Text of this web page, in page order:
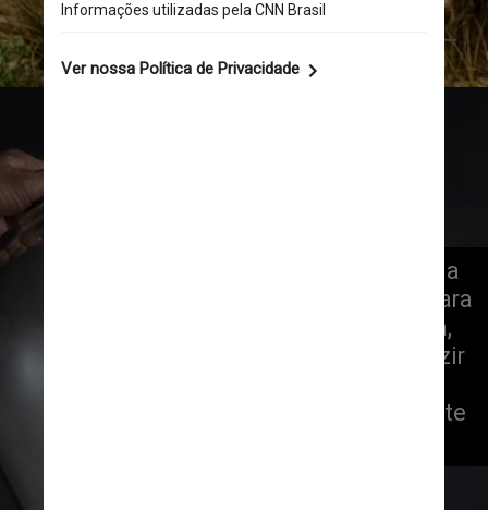
O objetivo do projeto, segundo a
empresa, é chamar a atenção para
o potencial da carne cultivada,
que tem a capacidade de reduzir
alimentação e ajudar no combate